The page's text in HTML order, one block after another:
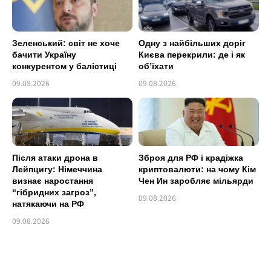
Зеленський: світ не хоче
бачити Україну
конкурентом у балістиці
09.08.2026
Одну з найбільших доріг
Києва перекрили: де і як
об’їхати
09.08.2026
Після атаки дрона в
Лейпцигу: Німеччина
визнає наростання
“гібридних загроз”,
натякаючи на РФ
09.08.2026
Зброя для РФ і крадіжка
криптовалюти: на чому Кім
Чен Ин заробляє мільярди
09.08.2026